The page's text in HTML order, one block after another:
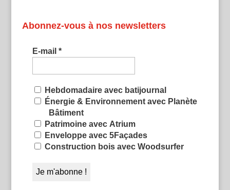
Abonnez-vous à nos newsletters
E-mail *
Hebdomadaire avec batijournal
Énergie & Environnement avec Planète
Bâtiment
Patrimoine avec Atrium
Enveloppe avec 5Façades
Construction bois avec Woodsurfer